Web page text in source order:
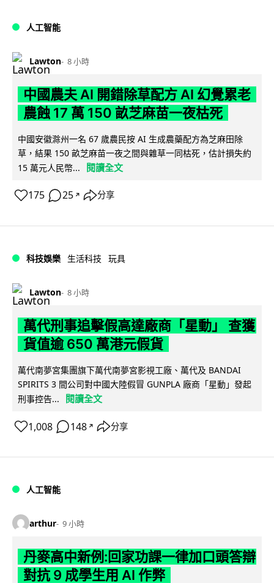
人工智能
Lawton 8 小時
中國農夫 AI 開錯除草配方 AI 幻覺累老
農蝕 17 萬 150 畝芝麻苗一夜枯死
中國安徽滁州一名 67 歲農民按 AI 生成農藥配方為芝麻田除
草，結果 150 畝芝麻苗一夜之間與雜草一同枯死，估計損失約
15 萬元人民幣...
閱讀全文
175 25 ↗ 分享
科技娛樂 生活科技 玩具
Lawton 8 小時
萬代刑事追擊假高達廠商「星動」 查獲
貨值逾 650 萬港元假貨
萬代南夢宮集團旗下萬代南夢宮影視工廠、萬代及 BANDAI
SPIRITS 3 間公司對中國大陸假冒 GUNPLA 廠商「星動」發起
刑事控告...
閱讀全文
1,008 148 ↗ 分享
人工智能
arthur 9 小時
丹麥高中新例:回家功課一律加口頭答辯
對抗 9 成學生用 AI 作弊